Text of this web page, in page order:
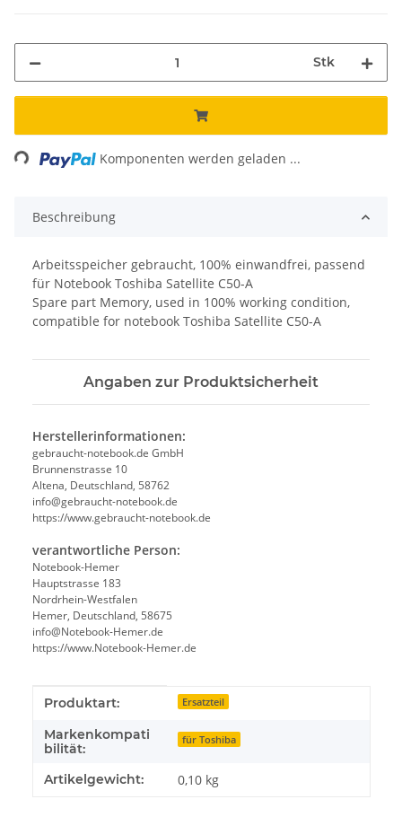
Stk
Loading... Komponenten werden geladen ...
Beschreibung
Arbeitsspeicher gebraucht, 100% einwandfrei, passend
für Notebook Toshiba Satellite C50-A
Spare part Memory, used in 100% working condition,
compatible for notebook Toshiba Satellite C50-A
Angaben zur Produktsicherheit
Herstellerinformationen:
gebraucht-notebook.de GmbH
Brunnenstrasse 10
Altena, Deutschland, 58762
info@gebraucht-notebook.de
https://www.gebraucht-notebook.de
verantwortliche Person:
Notebook-Hemer
Hauptstrasse 183
Nordrhein-Westfalen
Hemer, Deutschland, 58675
info@Notebook-Hemer.de
https://www.Notebook-Hemer.de
Produkteigenschaft
Wert
Produktart: Ersatzteil
Markenkompati
bilität:
für Toshiba
Artikelgewicht: 0,10 kg